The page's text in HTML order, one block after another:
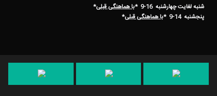
شنبه لغایت چهارشنبه 16-9 * با هماهنگی قبلی*
پنجشنبه 14-9
*با هماهنگی قبلی*